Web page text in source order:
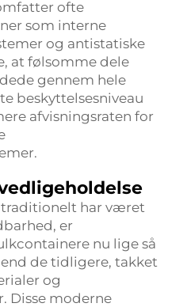
ofte
som interne
og antistatiske
at følsomme dele
gennem hele
beskyttelsesniveau
afvisningsraten for
traditionelt har været
er
nu lige så
de tidligere, takket
og
Disse moderne